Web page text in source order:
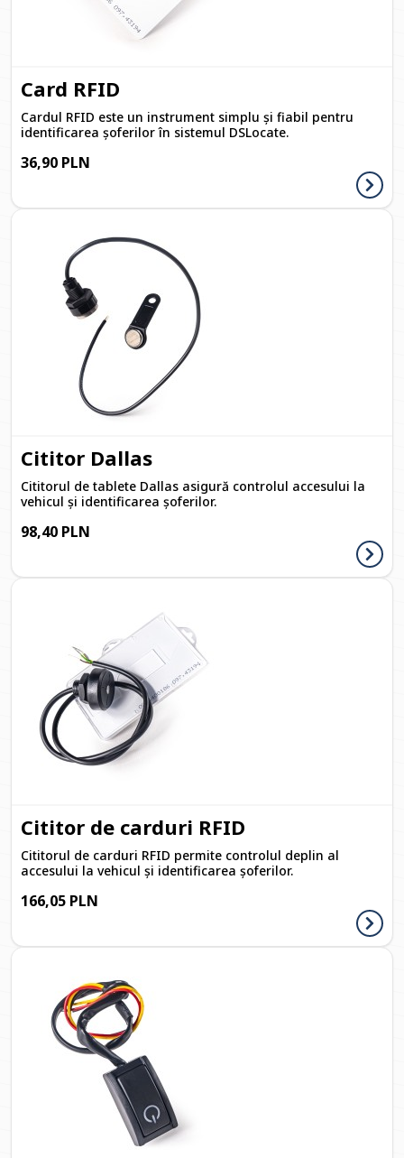
Card RFID
Cardul RFID este un instrument simplu și fiabil pentru
identificarea șoferilor în sistemul DSLocate.
36,90 PLN
Cititor Dallas
Cititorul de tablete Dallas asigură controlul accesului la
vehicul și identificarea șoferilor.
98,40 PLN
Cititor de carduri RFID
Cititorul de carduri RFID permite controlul deplin al
accesului la vehicul și identificarea șoferilor.
166,05 PLN